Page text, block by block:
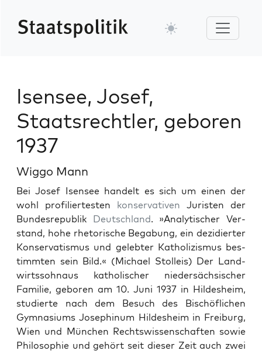
Isensee, Josef,
Staatsrechtler, geboren
1937
Wiggo Mann
Bei Josef Isensee han­delt es sich um einen der
wohl pro­fil­iertesten kon­ser­v­a­tiv­en Juris­ten der
Bun­desre­pub­lik Deutsch­land. »Ana­lytis­ch­er Ver­
stand, hohe rhetorische Begabung, ein dezi­diert­er
Kon­ser­vatismus und gelebter Katholizis­mus bes­
timmten sein Bild.« (Michael Stolleis) Der Land­
wirtssohnaus katholis­ch­er nieder­säch­sis­ch­er
Fam­i­lie, geboren am 10. Juni 1937 in Hildesheim,
studierte nach dem Besuch des Bis­chöflichen
Gym­na­si­ums Josephinum Hildesheim in Freiburg,
Wien und München Rechtswis­senschaften sowie
Philoso­phie und gehört seit dieser Zeit auch zwei